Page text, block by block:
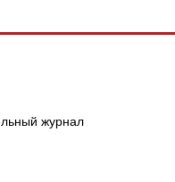
журнал